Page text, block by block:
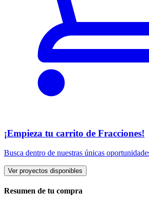
¡Empieza tu carrito de Fracciones!
Busca dentro de nuestras únicas
Ver proyectos disponibles
Resumen de tu compra